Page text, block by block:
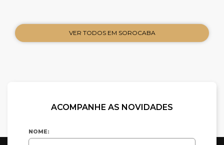
VER TODOS EM SOROCABA
ACOMPANHE AS NOVIDADES
NOME: